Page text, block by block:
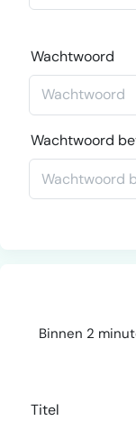
+31
Wachtwoord
Wachtwoord
Binnen 2
Titel